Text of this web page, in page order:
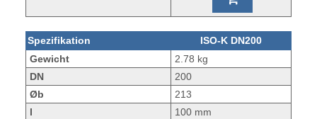
Spezifikation
ISO-K DN200
Gewicht
2.78 kg
DN
200
Øb
213
l
100 mm